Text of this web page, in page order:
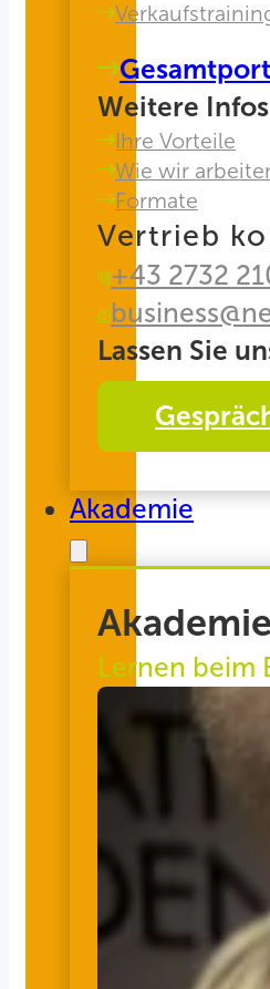
Weitere Infos
Ihre Vorteile
Wie wir
Formate
Vertrieb
+43 2732
Lassen Sie
Akademie
Akademie
Lernen beim